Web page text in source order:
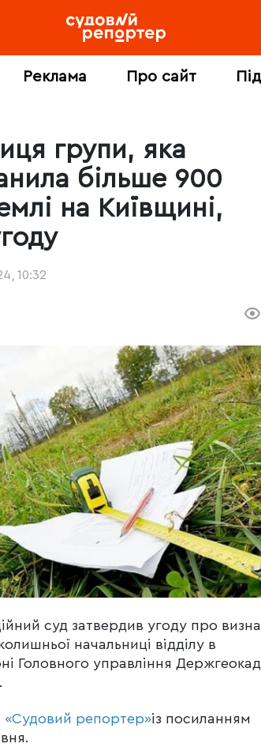
Реклама Про сайт
групи, яка
більше 900
на Київщині,
10:32
суд затвердив угоду про
начальниці відділу в
Головного управління
«Судовий репортер»із посиланням